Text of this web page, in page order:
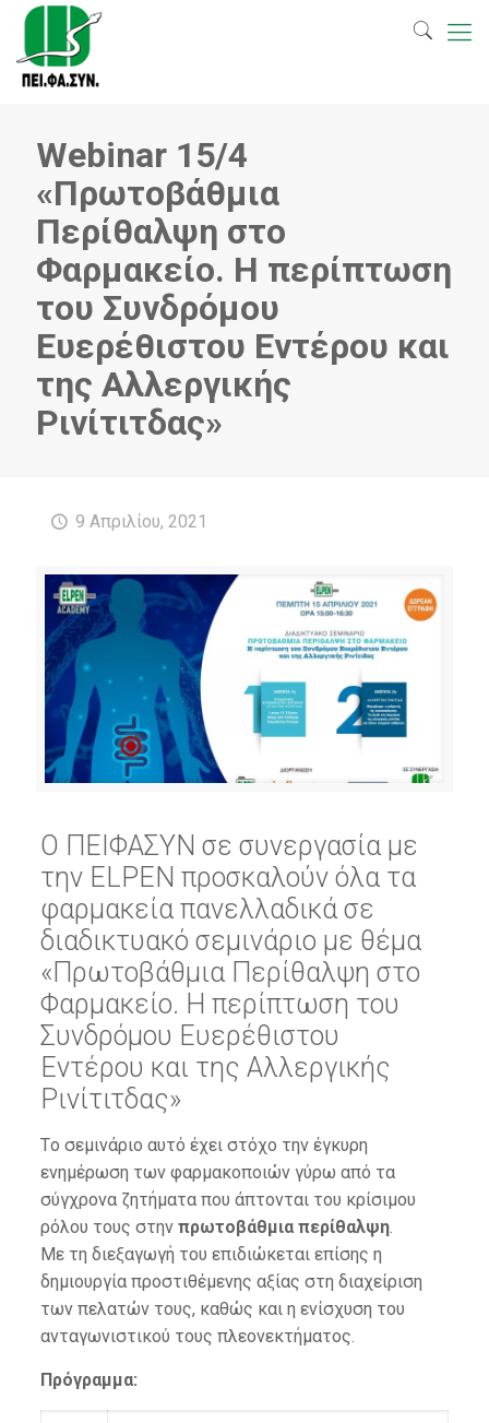
Webinar 15/4
«Πρωτοβάθμια
Περίθαλψη στο
Φαρμακείο. Η περίπτωση
του Συνδρόμου
Ευερέθιστου Εντέρου και
της Αλλεργικής
Ρινίτιτδας»
9 Απριλίου, 2021
Ο ΠΕΙΦΑΣΥΝ σε συνεργασία με
την ELPEN προσκαλούν όλα τα
φαρμακεία πανελλαδικά σε
διαδικτυακό σεμινάριο με θέμα
«Πρωτοβάθμια Περίθαλψη στο
Φαρμακείο. Η περίπτωση του
Συνδρόμου Ευερέθιστου
Εντέρου και της Αλλεργικής
Ρινίτιτδας»
Tο σεμινάριο αυτό έχει στόχο την έγκυρη
ενημέρωση των φαρμακοποιών γύρω από τα
σύγχρονα ζητήματα που άπτονται του κρίσιμου
ρόλου τους στην πρωτοβάθμια περίθαλψη.
Με τη διεξαγωγή του επιδιώκεται επίσης η
δημιουργία προστιθέμενης αξίας στη διαχείριση
των πελατών τους, καθώς και η ενίσχυση του
ανταγωνιστικού τους πλεονεκτήματος.
Πρόγραμμα: